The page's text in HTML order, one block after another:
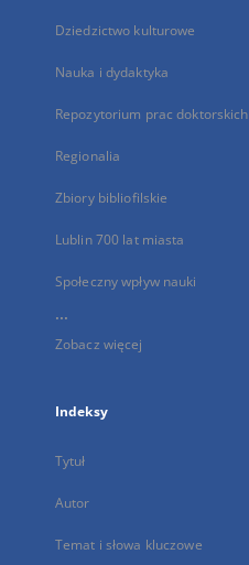
Dziedzictwo kulturowe
Nauka i dydaktyka
Repozytorium prac doktorskich
Regionalia
Zbiory bibliofilskie
Lublin 700 lat miasta
Społeczny wpływ nauki
...
Zobacz więcej
Indeksy
Tytuł
Autor
Temat i słowa kluczowe